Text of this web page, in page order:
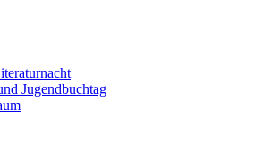
Jugendbuchtag